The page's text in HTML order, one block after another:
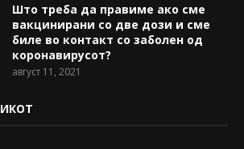
Што треба да правиме ако сме
вакцинирани со две дози и сме
биле во контакт со заболен од
коронавирусот?
август 11, 2021